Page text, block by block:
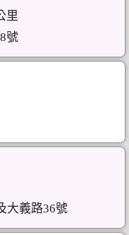
里
號
大義路36號